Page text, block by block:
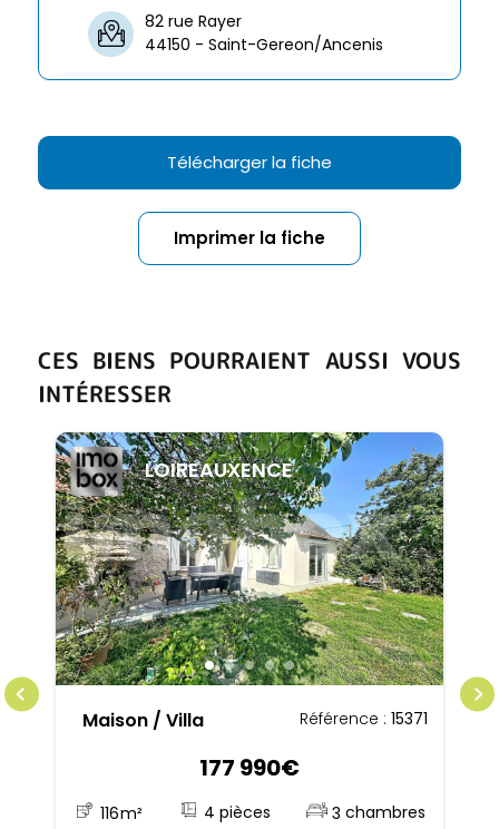
82 rue Rayer
44150 - Saint-Gereon/Ancenis
Télécharger la fiche
Imprimer la fiche
CES BIENS POURRAIENT AUSSI VOUS
INTÉRESSER
LOIREAUXENCE
Maison / Villa Référence :15371
177 990€
116m² 4 3